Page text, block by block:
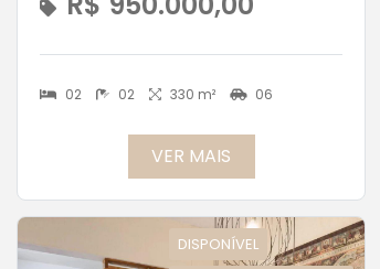
02 02 330 m² 06
VER MAIS
DISPONÍVEL